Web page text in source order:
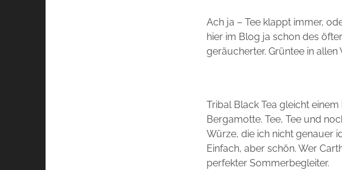
Ach ja – Tee klappt immer,
hier im Blog ja schon des
geräucherter. Grüntee in allen
Tribal Black Tea gleicht
Bergamotte. Tee, Tee und
Würze, die ich nicht genauer
Einfach, aber schön. Wer
perfekter Sommerbegleiter.